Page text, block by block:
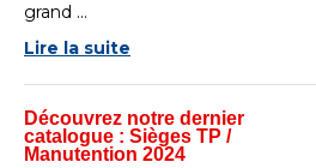
grand ...
Lire la suite
Découvrez notre dernier
catalogue : Sièges TP /
Manutention 2024